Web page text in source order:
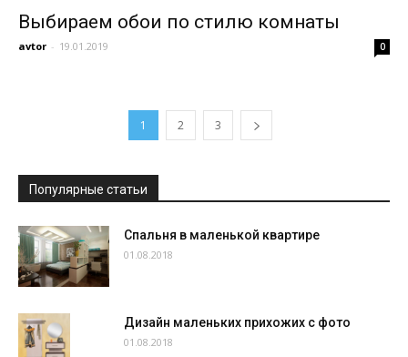
Выбираем обои по стилю комнаты
avtor - 19.01.2019 0
1 2 3
Популярные статьи
Спальня в маленькой квартире
01.08.2018
Дизайн маленьких прихожих с фото
01.08.2018